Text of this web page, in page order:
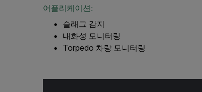
어플리케이션:
슬래그 감지
내화성 모니터링
Torpedo 차량 모니터링